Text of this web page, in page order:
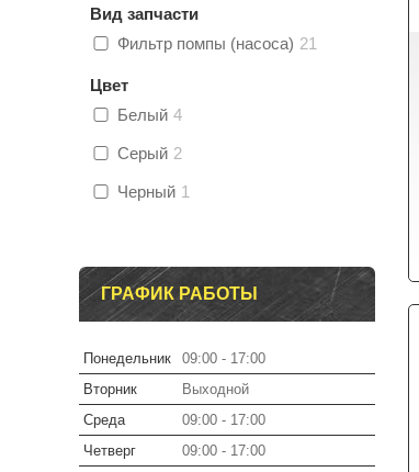
Вид запчасти
Фильтр помпы (насоса) 21
Цвет
Белый 4
Серый 2
Черный 1
ГРАФИК РАБОТЫ
Понедельник 09:00
17:00
Вторник
Выходной
Среда
09:00
17:00
Четверг
09:00
17:00